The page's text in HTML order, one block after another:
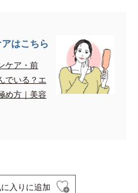
はこちら
ケア・前
でいる？エ
め方｜美容
入りに追加